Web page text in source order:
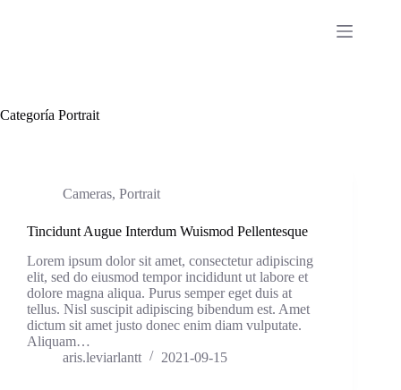
Categoría Portrait
Cameras, Portrait
Tincidunt Augue Interdum Wuismod Pellentesque
Lorem ipsum dolor sit amet, consectetur adipiscing
elit, sed do eiusmod tempor incididunt ut labore et
dolore magna aliqua. Purus semper eget duis at
tellus. Nisl suscipit adipiscing bibendum est. Amet
dictum sit amet justo donec enim diam vulputate.
Aliquam…
aris.leviarlantt
2021-09-15